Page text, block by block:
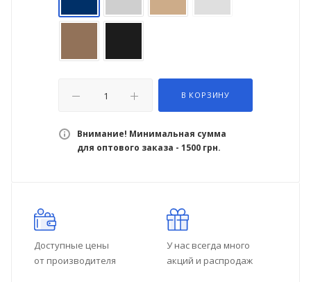
В КОРЗИНУ
Внимание! Минимальная сумма
для оптового заказа - 1500 грн.
Доступные цены
от производителя
У нас всегда много
акций и распродаж